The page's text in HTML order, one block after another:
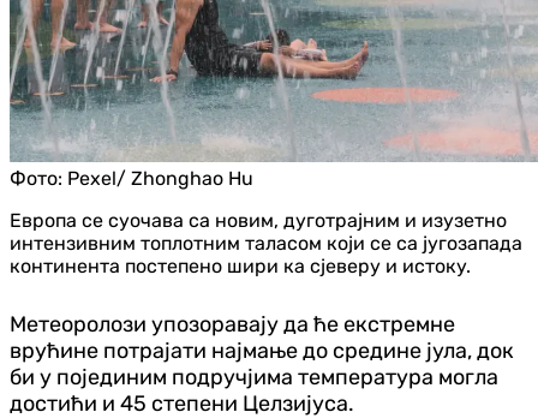
Фото: Pexel/ Zhonghao Hu
Европа се суочава са новим, дуготрајним и изузетно
интензивним топлотним таласом који се са југозапада
континента постепено шири ка сјеверу и истоку.
Метеоролози упозоравају да ће екстремне
врућине потрајати најмање до средине јула, док
би у појединим подручјима температура могла
достићи и 45 степени Целзијуса.